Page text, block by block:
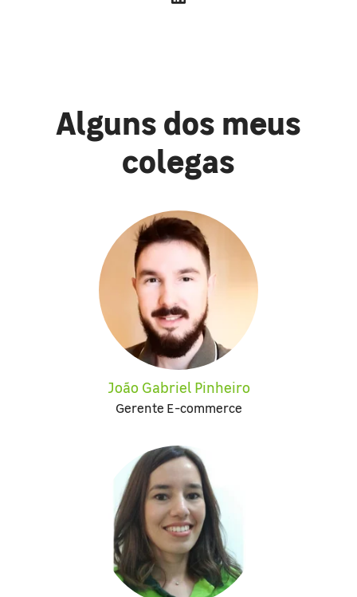
Alguns dos meus
colegas
João Gabriel Pinheiro
Gerente E-commerce